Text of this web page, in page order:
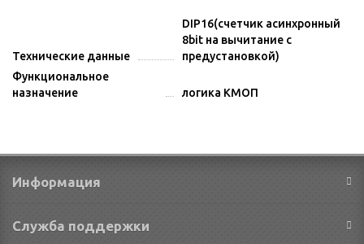
Технические данные
DIP16(счетчик асинхронный
8bit на вычитание с
предустановкой)
Функциональное
назначение
логика КМОП
Информация
Служба поддержки